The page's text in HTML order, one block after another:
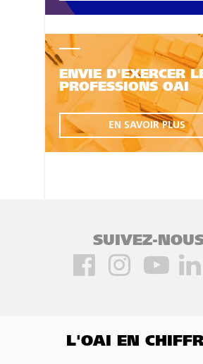
ENVIE D'EXERCER
PROFESSIONS OAI
EN SAVOIR PLUS
SUIVEZ-
L'OAI EN